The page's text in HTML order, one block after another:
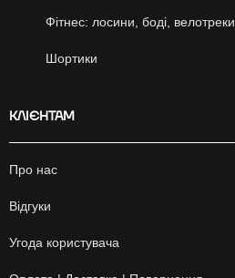
Фітнес: лосини, боді, велотреки
Шортики
КЛІЄНТАМ
Про нас
Відгуки
Угода користувача